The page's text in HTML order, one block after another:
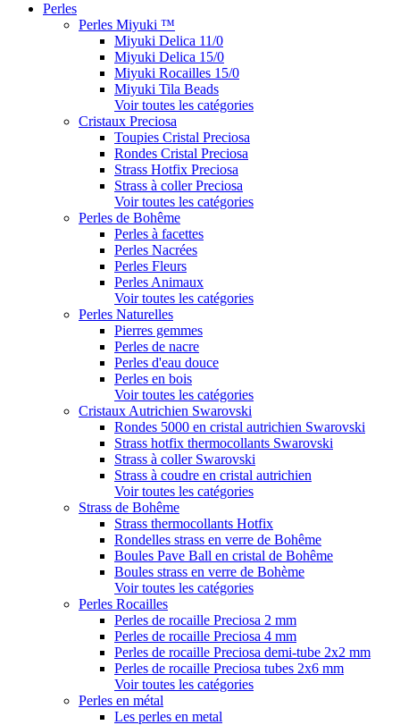
Perles
Perles Miyuki ™
Miyuki Delica 11/0
Miyuki Delica 15/0
Miyuki Rocailles 15/0
Miyuki Tila Beads
Voir toutes les catégories
Cristaux Preciosa
Toupies Cristal Preciosa
Rondes Cristal Preciosa
Strass Hotfix Preciosa
Strass à coller Preciosa
Voir toutes les catégories
Perles de Bohême
Perles à facettes
Perles Nacrées
Perles Fleurs
Perles Animaux
Voir toutes les catégories
Perles Naturelles
Pierres gemmes
Perles de nacre
Perles d'eau douce
Perles en bois
Voir toutes les catégories
Cristaux Autrichien Swarovski
Rondes 5000 en cristal autrichien Swarovski
Strass hotfix thermocollants Swarovski
Strass à coller Swarovski
Strass à coudre en cristal autrichien
Voir toutes les catégories
Strass de Bohême
Strass thermocollants Hotfix
Rondelles strass en verre de Bohême
Boules Pave Ball en cristal de Bohême
Boules strass en verre de Bohème
Voir toutes les catégories
Perles Rocailles
Perles de rocaille Preciosa 2 mm
Perles de rocaille Preciosa 4 mm
Perles de rocaille Preciosa demi-tube 2x2 mm
Perles de rocaille Preciosa tubes 2x6 mm
Voir toutes les catégories
Perles en métal
Les perles en metal